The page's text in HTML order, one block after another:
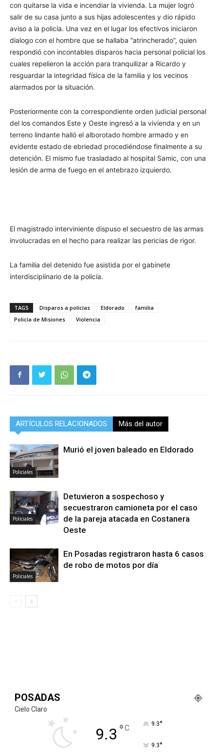
con quitarse la vida e incendiar la vivienda. La mujer logró
salir de su casa junto a sus hijas adolescentes y dio rápido
aviso a la policía. Una vez en el lugar los efectivos iniciaron
dialogo con el hombre que se hallaba “atrincherado”, quien
respondió con incontables disparos hacia personal policial los
cuales repelieron la acción para tranquilizar a Ricardo y
resguardar la integridad física de la familia y los vecinos
alarmados por la situación.
Posteriormente con la correspondiente orden judicial personal
del los comandos Este y Oeste ingresó a la vivienda y en un
terreno lindante halló el alborotado hombre armado y en
evidente estado de ebriedad procediéndose finalmente a su
detención. El mismo fue trasladado al hospital Samic, con una
lesión de arma de fuego en el antebrazo izquierdo.
El magistrado interviniente dispuso el secuestro de las armas
involucradas en el hecho para realizar las pericias de rigor.
La familia del detenido fue asistida por el gabinete
interdisciplinario de la policía.
TAGS Disparos a policías Eldorado
familia
Policía de Misiones
Violencia
ARTÍCULOS RELACIONADOS Más del autor
Policiales
Murió el joven baleado en Eldorado
Policiales
Detuvieron a sospechoso y
secuestraron camioneta por el caso
de la pareja atacada en Costanera
Oeste
Policiales
En Posadas registraron hasta 6 casos
de robo de motos por día
POSADAS
Cielo Claro
9.3 °C 9.3°
9.3°